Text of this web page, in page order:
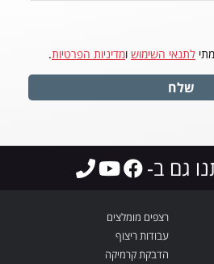
לתנאי השימוש ומדיניות הפרטיות.
שלח
גם ב-
רצפים מומלצים
עבודות ריצוף
הדבקת קרמיקה